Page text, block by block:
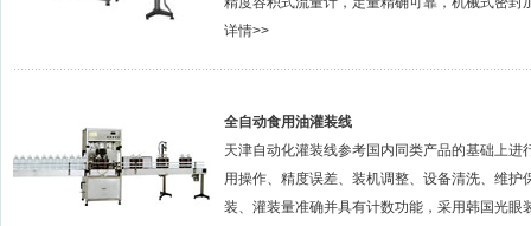
详情>>
全自动食用油灌装线
天津自动化灌装线参考国内同类产品的基础上
用操作、精度误差、装机调整、设备清洗、维
装、灌装量准确并具有计数功能，采用韩国光眼